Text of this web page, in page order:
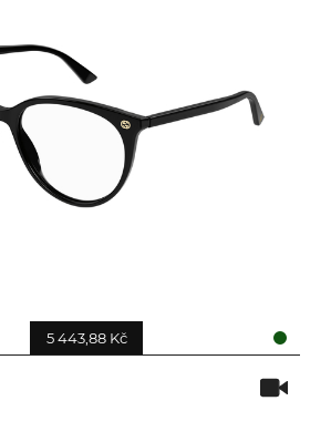
5 443,88 Kč